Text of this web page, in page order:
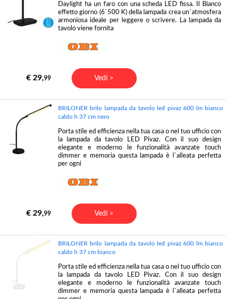
Daylight ha un faro con una scheda LED fissa. Il Bianco
effetto giorno (6`500 K) della lampada crea un`atmosfera
armoniosa ideale per leggere o scrivere. La lampada da
tavolo viene fornita
€ 29,99 Vedi >
BRILONER brilo lampada da tavolo led pivaz 600 lm bianco
caldo h 37 cm nero
Porta stile ed efficienza nella tua casa o nel tuo ufficio con
la lampada da tavolo LED Pivaz. Con il suo design
elegante e moderno le funzionalità avanzate touch
dimmer e memoria questa lampada è l`alleata perfetta
per ogni
€ 29,99 Vedi >
BRILONER brilo lampada da tavolo led pivaz 600 lm bianco
caldo h 37 cm bianco
Porta stile ed efficienza nella tua casa o nel tuo ufficio con
la lampada da tavolo LED Pivaz. Con il suo design
elegante e moderno le funzionalità avanzate touch
dimmer e memoria questa lampada è l`alleata perfetta